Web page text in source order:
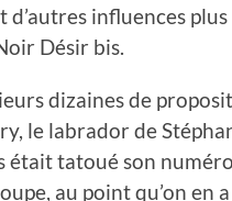
influences
Désir bis.
dizaines de
le labrador de
était tatoué son
au point qu’on en